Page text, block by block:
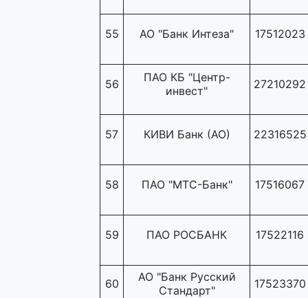
55 АО "Банк Интеза" 17512023
56
ПАО КБ "Центр-
инвест"
27210292
57 КИВИ Банк (АО) 22316525
58 ПАО "МТС-Банк" 17516067
59 ПАО РОСБАНК 17522116
60
АО "Банк Русский
Стандарт"
17523370